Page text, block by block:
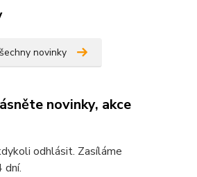
novinky
novinky, akce
odhlásit. Zasíláme
dní.